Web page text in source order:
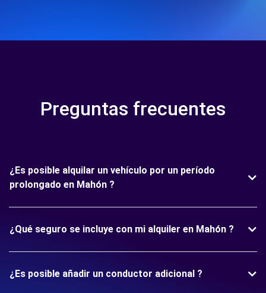
Preguntas frecuentes
¿Es posible alquilar un vehículo por un período
prolongado en Mahón ?
¿Qué seguro se incluye con mi alquiler en Mahón ?
¿Es posible añadir un conductor adicional ?